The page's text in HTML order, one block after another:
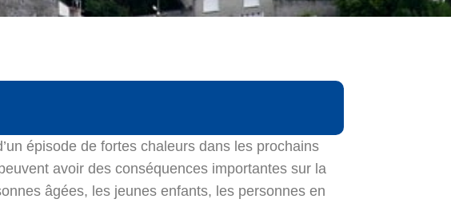
épisode de fortes chaleurs dans les prochains
avoir des conséquences importantes sur la
âgées, les jeunes enfants, les personnes en